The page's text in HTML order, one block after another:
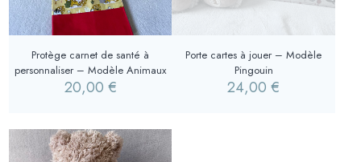
Protège carnet de santé à
personnaliser – Modèle Animaux
20,00 €
Porte cartes à jouer – Modèle
Pingouin
24,00€